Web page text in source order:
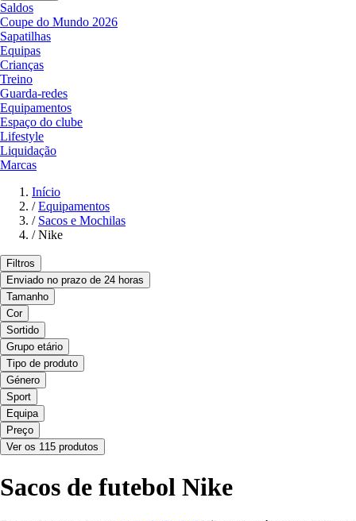
Saldos
Coupe do Mundo 2026
Sapatilhas
Equipas
Crianças
Treino
Guarda-redes
Equipamentos
Espaço do clube
Lifestyle
Liquidação
Marcas
Início
/ Equipamentos
/ Sacos e Mochilas
/ Nike
Filtros
Enviado no prazo de 24 horas
Tamanho
Cor
Sortido
Grupo etário
Tipo de produto
Género
Sport
Equipa
Preço
Ver os 115 produtos
Sacos de futebol Nike